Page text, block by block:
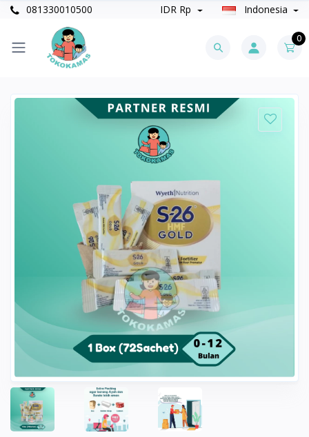
081330010500 IDR Rp Indonesia
0